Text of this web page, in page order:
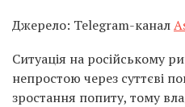
Джерело: Telegram-канал
Ситуація на російському
непростою через суттєві
зростання попиту, тому